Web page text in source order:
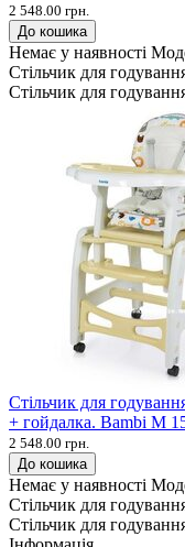
2 548.00 грн.
До кошика
Немає у наявності
Стільчик для
Стільчик для
Стільчик для
+ гойдалка. Bambi M
2 548.00 грн.
До кошика
Немає у наявності
Стільчик для
Стільчик для